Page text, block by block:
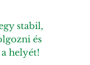
stabil,
és
helyét!